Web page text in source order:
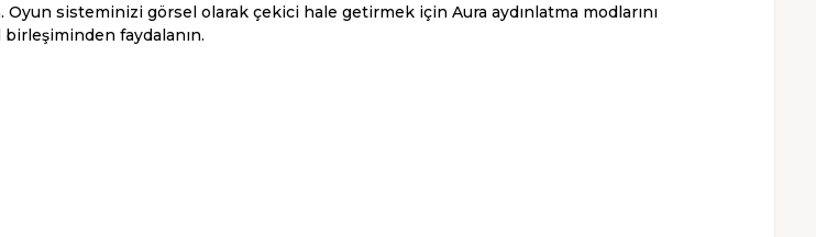
sisteminizi görsel olarak çekici hale getirmek için Aura aydınlatma modlarını
faydalanın.